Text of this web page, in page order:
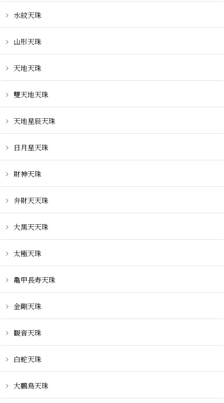
水紋天珠
山形天珠
天地天珠
雙天地天珠
天地星辰天珠
日月星天珠
財神天珠
弁財天天珠
大黒天天珠
太極天珠
亀甲長寿天珠
金剛天珠
観音天珠
白蛇天珠
大鵬鳥天珠